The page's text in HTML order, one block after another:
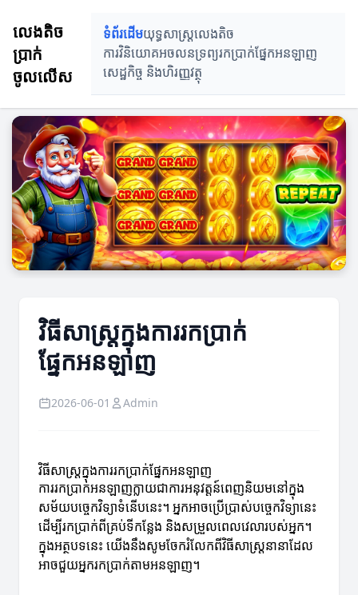
លេងតិច
ប្រាក់
ចូលលើស
ទំព័រដើមយុទ្ធសាស្ត្រលេងតិច
ការវិនិយោគអចលនទ្រព្យរកប្រាក់ផ្នែកអនឡាញ
សេដ្ឋកិច្ច និងហិរញ្ញវត្ថុ
វិធីសាស្ត្រក្នុងការរកប្រាក់
ផ្នែកអនឡាញ
2026-06-01 Admin
វិធីសាស្ត្រក្នុងការរកប្រាក់ផ្នែកអនឡាញ
ការរកប្រាក់អនឡាញក្លាយជាការអនុវត្តន៍ពេញនិយមនៅក្នុង
សម័យបច្ចេកវិទ្យាទំនើបនេះ។ អ្នកអាចប្រើប្រាស់បច្ចេកវិទ្យានេះ
ដើម្បីរកប្រាក់ពីគ្រប់ទីកន្លែង និងសម្រួលពេលវេលារបស់អ្នក។
ក្នុងអត្ថបទនេះ យើងនឹងសូមចែករំលែកពីវិធីសាស្ត្រនានាដែល
អាចជួយអ្នករកប្រាក់តាមអនឡាញ។